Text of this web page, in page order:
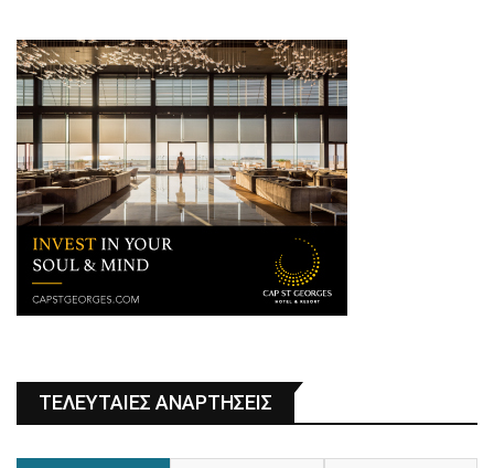
ΤΕΛΕΥΤΑΙΕΣ ΑΝΑΡΤΗΣΕΙΣ